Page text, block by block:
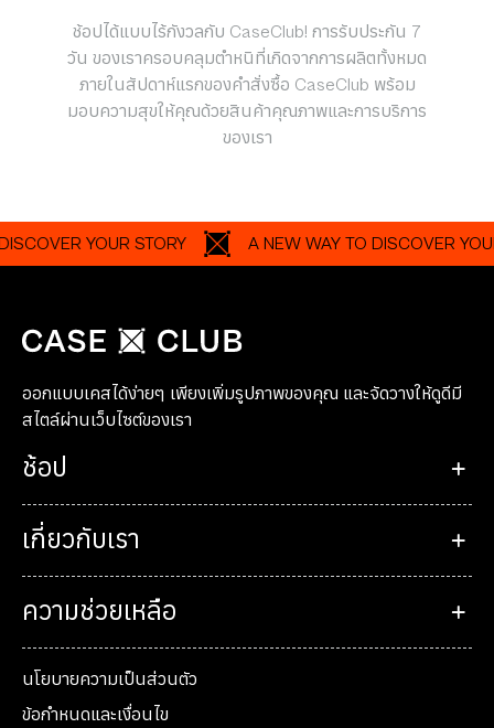
ช้อปได้แบบไร้กังวลกับ CaseClub! การรับประกัน 7
วัน ของเราครอบคลุมตำหนิที่เกิดจากการผลิตทั้งหมด
ภายในสัปดาห์แรกของคำสั่งซื้อ CaseClub พร้อม
มอบความสุขให้คุณด้วยสินค้าคุณภาพและการบริการ
ของเรา
YOUR STORY A NEW WAY TO DISCOVER YOUR
ออกแบบเคสได้ง่ายๆ เพียงเพิ่มรูปภาพของคุณ และจัดวางให้ดูดีมี
สไตล์ผ่านเว็บไซต์ของเรา
ช้อป
เกี่ยวกับเรา
ความช่วยเหลือ
นโยบายความเป็นส่วนตัว
ข้อกำหนดและเงื่อนไข